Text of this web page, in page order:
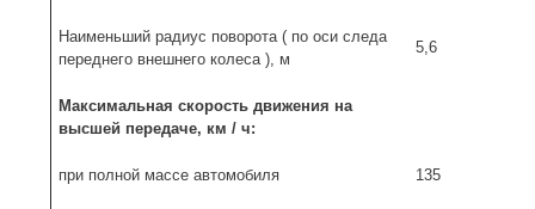
Наименьший радиус поворота ( по оси следа
переднего внешнего колеса ), м
5,6
Максимальная скорость движения на
высшей передаче, км / ч:
при полной массе автомобиля 135